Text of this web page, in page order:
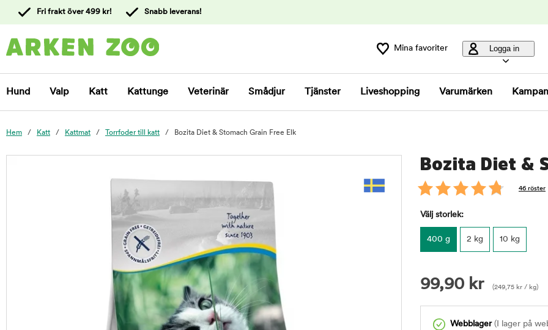
kundtjänst
Fri frakt över 499 kr! Snabb leverans!
Mina favoriter Logga in
Hund Valp Katt Kattunge Veterinär Smådjur Tjänster Liveshopping Varumärken
Hem Katt Kattmat Torrfoder till katt Bozita Diet & Stomach Grain Free Elk
Bozita Diet &
46 röster
Välj storlek:
400 g 2 kg 10 kg
99,90 kr (249,75 kr / kg)
Webblager(I lager på